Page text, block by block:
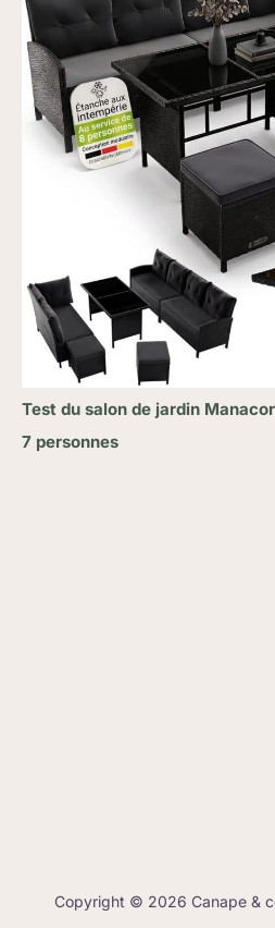
Test du salon de jardin
7 personnes
Copyright © 2026 Canape &